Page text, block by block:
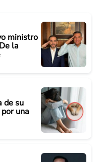
ministro
la
de su
una